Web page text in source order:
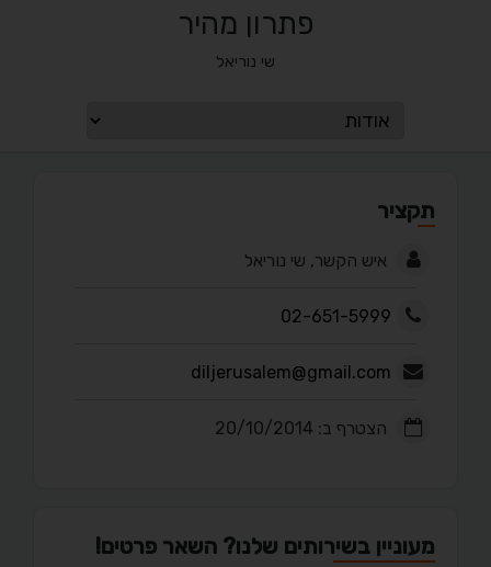
פתרון מהיר
שי נוריאל
תקציר
איש הקשר, שי נוריאל
02-651-5999
diljerusalem@gmail.com
הצטרף ב: 20/10/2014
מעוניין בשירותים שלנו? השאר פרטים!